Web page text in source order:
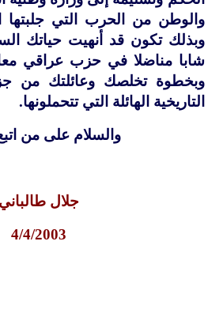
والوطن من الحرب التي جلبتها
وبذلك تكون قد أنهيت حياتك
شابا مناضلا في حزب عراقي
وبخطوة تخلصك وعائلتك من
التاريخية الهائلة التي تتحملونها.
والسلام على من
جلال طالباني
4/4/2003